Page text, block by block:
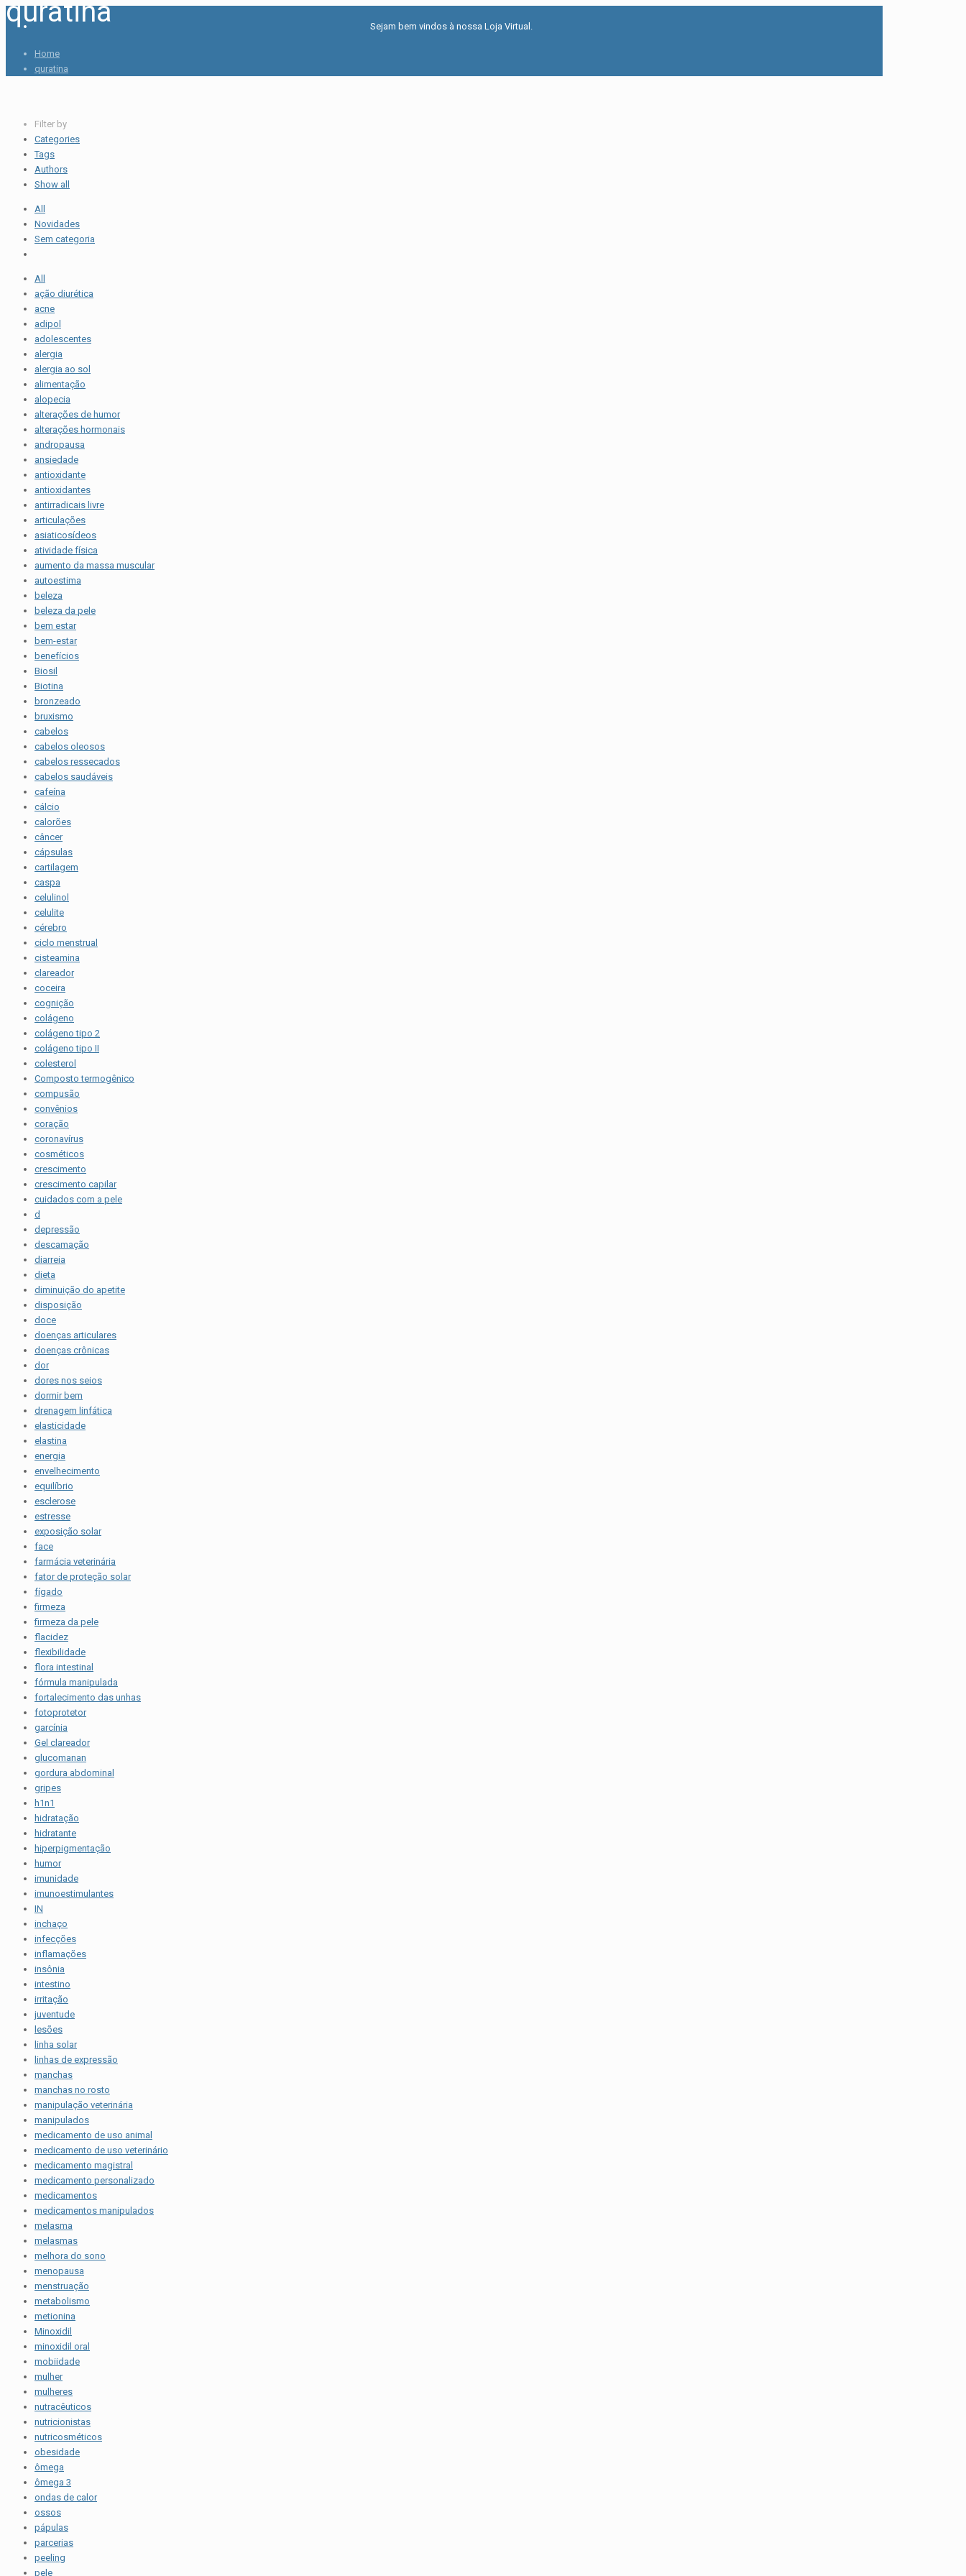
Sejam bem vindos à nossa Loja Virtual.
quratina
Home
quratina
Filter by
Categories
Tags
Authors
Show all
All
Novidades
Sem categoria
All
ação diurética
acne
adipol
adolescentes
alergia
alergia ao sol
alimentação
alopecia
alterações de humor
alterações hormonais
andropausa
ansiedade
antioxidante
antioxidantes
antirradicais livre
articulações
asiaticosídeos
atividade física
aumento da massa muscular
autoestima
beleza
beleza da pele
bem estar
bem-estar
benefícios
Biosil
Biotina
bronzeado
bruxismo
cabelos
cabelos oleosos
cabelos ressecados
cabelos saudáveis
cafeína
cálcio
calorões
câncer
cápsulas
cartilagem
caspa
celulinol
celulite
cérebro
ciclo menstrual
cisteamina
clareador
coceira
cognição
colágeno
colágeno tipo 2
colágeno tipo II
colesterol
Composto termogênico
compusão
convênios
coração
coronavírus
cosméticos
crescimento
crescimento capilar
cuidados com a pele
d
depressão
descamação
diarreia
dieta
diminuição do apetite
disposição
doce
doenças articulares
doenças crônicas
dor
dores nos seios
dormir bem
drenagem linfática
elasticidade
elastina
energia
envelhecimento
equilíbrio
esclerose
estresse
exposição solar
face
farmácia veterinária
fator de proteção solar
fígado
firmeza
firmeza da pele
flacidez
flexibilidade
flora intestinal
fórmula manipulada
fortalecimento das unhas
fotoprotetor
garcínia
Gel clareador
glucomanan
gordura abdominal
gripes
h1n1
hidratação
hidratante
hiperpigmentação
humor
imunidade
imunoestimulantes
IN
inchaço
infecções
inflamações
insônia
intestino
irritação
juventude
lesões
linha solar
linhas de expressão
manchas
manchas no rosto
manipulação veterinária
manipulados
medicamento de uso animal
medicamento de uso veterinário
medicamento magistral
medicamento personalizado
medicamentos
medicamentos manipulados
melasma
melasmas
melhora do sono
menopausa
menstruação
metabolismo
metionina
Minoxidil
minoxidil oral
mobiidade
mulher
mulheres
nutracêuticos
nutricionistas
nutricosméticos
obesidade
ômega
ômega 3
ondas de calor
ossos
pápulas
parcerias
peeling
pele